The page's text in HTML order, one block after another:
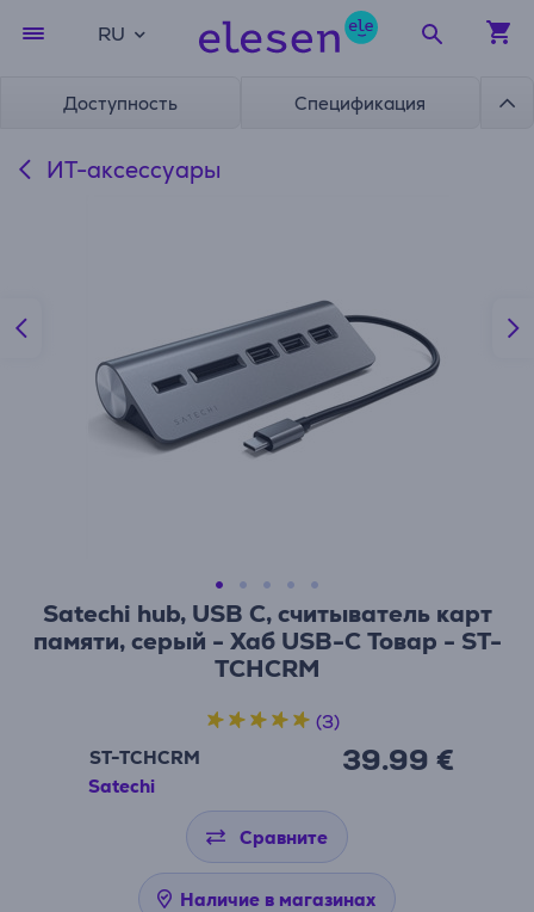
RU
Доступность Спецификация
ИТ-аксессуары
Satechi hub, USB C, считыватель карт
памяти, серый - Хаб USB-C Товар - ST-
TCHCRM
ST-TCHCRM
Satechi
39.99 €
(3)
Сравните
Наличие в магазинах